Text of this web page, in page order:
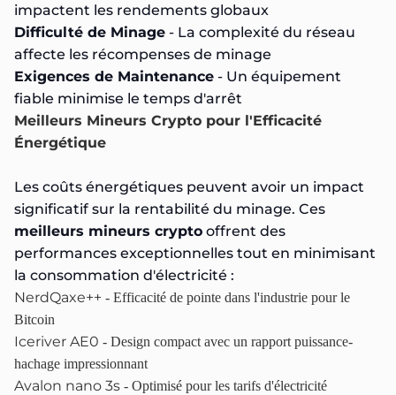
impactent les rendements globaux
Difficulté de Minage - La complexité du réseau
affecte les récompenses de minage
Exigences de Maintenance - Un équipement
fiable minimise le temps d'arrêt
Meilleurs Mineurs Crypto pour l'Efficacité
Énergétique
Les coûts énergétiques peuvent avoir un impact
significatif sur la rentabilité du minage. Ces
meilleurs mineurs crypto offrent des
performances exceptionnelles tout en minimisant
la consommation d'électricité :
NerdQaxe++ - Efficacité de pointe dans l'industrie pour le
Bitcoin
Iceriver AE0 - Design compact avec un rapport puissance-
hachage impressionnant
Avalon nano 3s - Optimisé pour les tarifs d'électricité